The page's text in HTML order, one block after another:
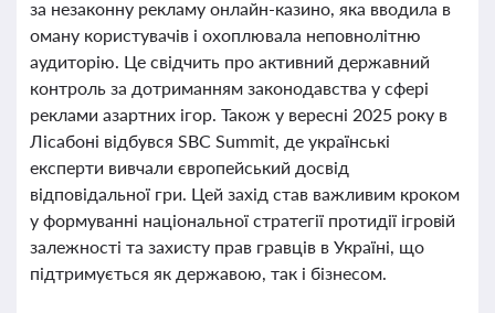
за незаконну рекламу онлайн-казино, яка вводила в
оману користувачів і охоплювала неповнолітню
аудиторію. Це свідчить про активний державний
контроль за дотриманням законодавства у сфері
реклами азартних ігор. Також у вересні 2025 року в
Лісабоні відбувся SBC Summit, де українські
експерти вивчали європейський досвід
відповідальної гри. Цей захід став важливим кроком
у формуванні національної стратегії протидії ігровій
залежності та захисту прав гравців в Україні, що
підтримується як державою, так і бізнесом.